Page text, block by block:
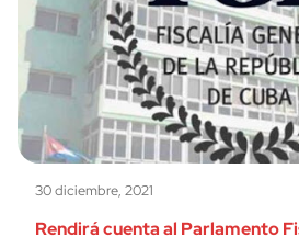
30 diciembre, 2021
Rendirá cuenta al Parlamento